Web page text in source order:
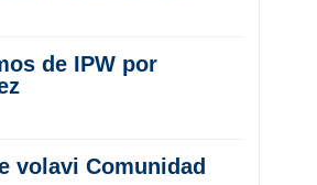
de IPW por
volavi Comunidad